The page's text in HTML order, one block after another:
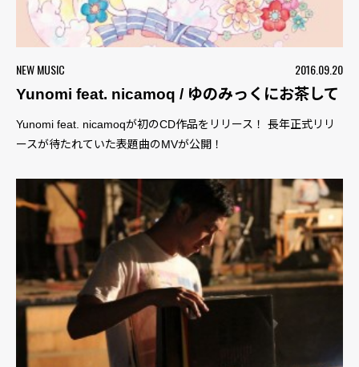
NEW MUSIC
2016.09.20
Yunomi feat. nicamoq / ゆのみっくにお茶して
Yunomi feat. nicamoqが初のCD作品をリリース！ 長年正式リリ
ースが待たれていた表題曲のMVが公開！